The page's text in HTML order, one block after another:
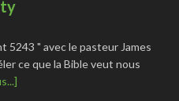
5243 " avec le pasteur James
ce que la Bible veut nous